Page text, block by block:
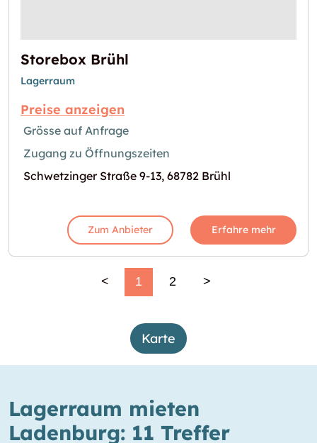
Storebox Brühl
Lagerraum
Preise anzeigen
Grösse auf Anfrage
Zugang zu Öffnungszeiten
Schwetzinger Straße 9-13, 68782 Brühl
Zum Anbieter Erfahre mehr
< 1 2 >
Karte
Lagerraum mieten
Ladenburg: 11 Treffer